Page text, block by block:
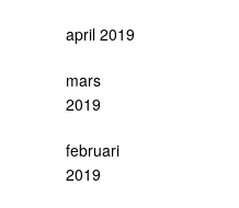
april 2019
mars
2019
februari
2019